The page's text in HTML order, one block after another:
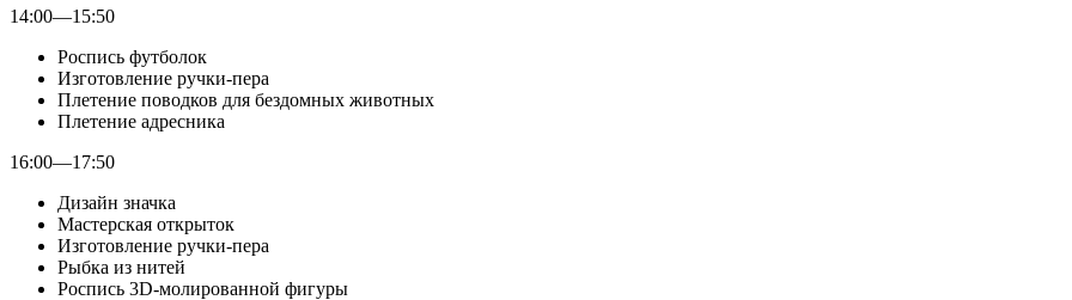
14:00—15:50
Роспись футболок
Изготовление ручки-пера
Плетение поводков для бездомных животных
Плетение адресника
16:00—17:50
Дизайн значка
Мастерская открыток
Изготовление ручки-пера
Рыбка из нитей
Роспись 3D-молированной фигуры